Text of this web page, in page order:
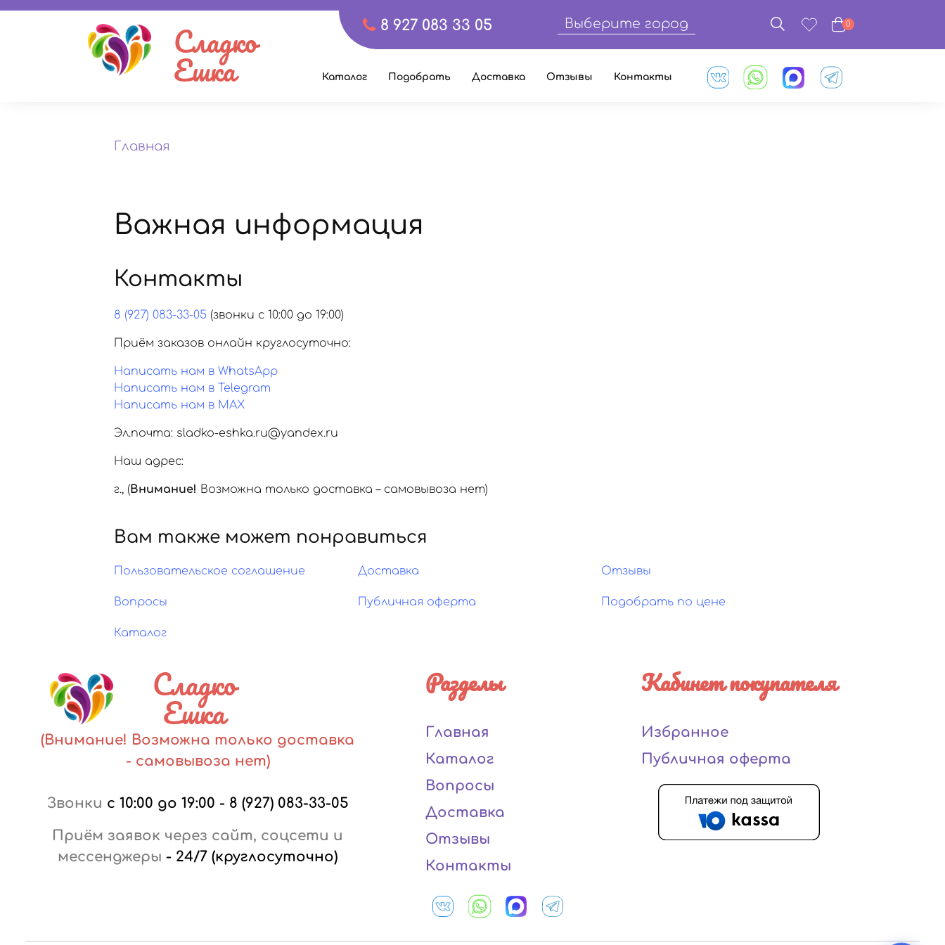
8 927 083 33 05 Выберите город 0
Сладко
Ешка Каталог Подобрать Доставка Отзывы Контакты
Главная
Важная информация
Контакты
8 (927) 083-33-05 (звонки с 10:00 до 19:00)
Приём заказов онлайн круглосуточно:
Написать нам в WhatsApp
Написать нам в Telegram
Написать нам в MAX
Эл.почта: sladko-eshka.ru@yandex.ru
Наш адрес:
г., (Внимание! Возможна только доставка – самовывоза нет)
Вам также может понравиться
Пользовательское соглашение Доставка Отзывы
Вопросы Публичная оферта Подобрать по цене
Каталог
Сладко
Ешка
(Внимание! Возможна только доставка
- самовывоза нет)
Звонки с 10:00 до 19:00 - 8 (927) 083-33-05
Приём заявок через сайт, соцсети и
мессенджеры - 24/7 (круглосуточно)
Разделы
Главная
Каталог
Вопросы
Доставка
Отзывы
Контакты
Кабинет покупателя
Избранное
Публичная оферта